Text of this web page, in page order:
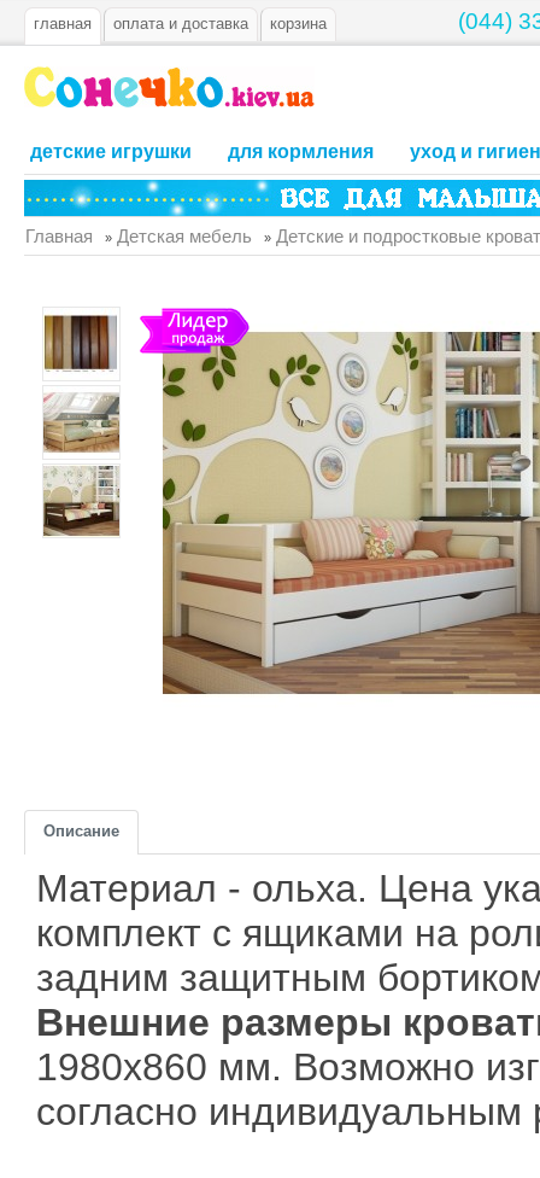
(044)
главная оплата и доставка корзина
детские игрушки для кормления уход и
Главная » Детская мебель » Детские и подростковые
Описание
Материал - ольха. Цена
комплект с ящиками на
задним защитным
Внешние размеры
1980x860 мм. Возможно
согласно индивидуальным